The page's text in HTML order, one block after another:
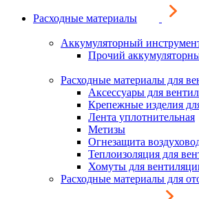
Расходные материалы
Аккумуляторный
Прочий
Расходные материалы для
Аксессуары для
Крепежные изделия
Лента уплотнительная
Метизы
Огнезащита
Теплоизоляция для
Хомуты для
Расходные материалы для